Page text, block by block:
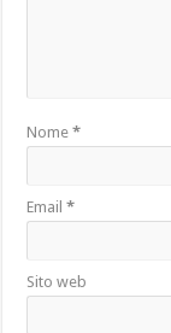
Nome*
Email*
Sito web